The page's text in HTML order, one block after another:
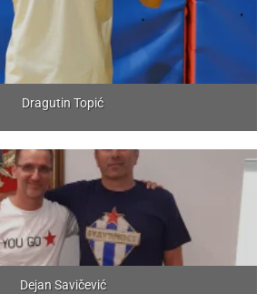
Dragutin Topić
Dejan Savičević